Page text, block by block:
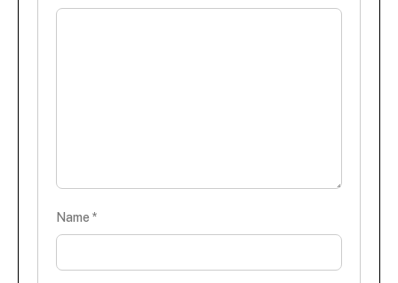
Name *